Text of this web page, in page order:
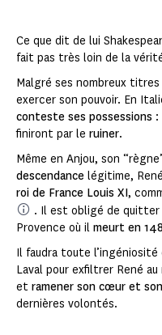
Ce que dit de lui
fait pas très loin de la
Malgré ses nombreux
exercer son pouvoir. En
conteste ses possessions :
finiront par le ruiner.
Même en Anjou, son
descendance légitime,
roi de France Louis XI,
. Il est obligé de quitter
Provence où il meurt en
Il faudra toute l’ingéniosité
Laval pour exfiltrer René
et ramener son cœur et
dernières volontés.